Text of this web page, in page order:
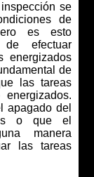
se
de
es esto
de efectuar
energizados
de
las tareas
apagado del
o que el
manera
las tareas